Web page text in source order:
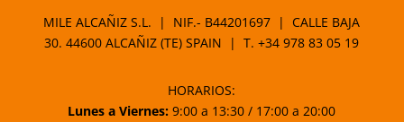
MILE ALCAÑIZ S.L. | NIF.- B44201697 | CALLE BAJA
30. 44600 ALCAÑIZ (TE) SPAIN | T.+34 978 83 05 19
HORARIOS:
Lunes a Viernes: 9:00 a 13:30 / 17:00 a 20:00